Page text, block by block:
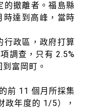
的撤離者。福島縣
達到高峰，當時
行政區，政府打算
調查，只有 2.5%
富岡町。
前 11 個月所採集
政年度的 1/5），